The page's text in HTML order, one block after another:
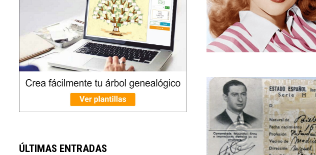
ÚLTIMAS ENTRADAS